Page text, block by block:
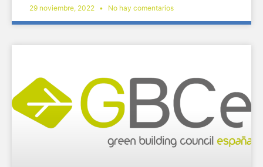
29 noviembre, 2022 No hay comentarios